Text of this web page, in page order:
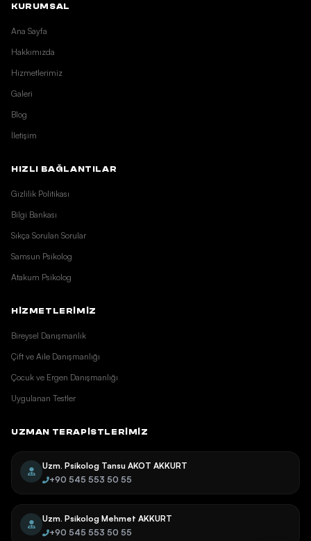
KURUMSAL
Ana Sayfa
Hakkımızda
Hizmetlerimiz
Galeri
Blog
İletişim
HIZLI BAĞLANTILAR
Gizlilik Politikası
Bilgi Bankası
Sıkça Sorulan Sorular
Samsun Psikolog
Atakum Psikolog
HİZMETLERİMİZ
Bireysel Danışmanlık
Çift ve Aile Danışmanlığı
Çocuk ve Ergen Danışmanlığı
Uygulanan Testler
UZMAN TERAPISTLERIMIZ
Uzm. Psikolog Tansu AKOT AKKURT
+90 545 553 50 55
Uzm. Psikolog Mehmet AKKURT
+90 545 553 50 55